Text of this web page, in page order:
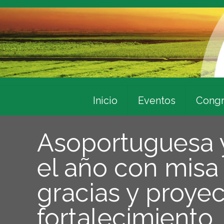
Inicio Eventos
Asoportuguesa
el año con
gracias y
fortalecimiento